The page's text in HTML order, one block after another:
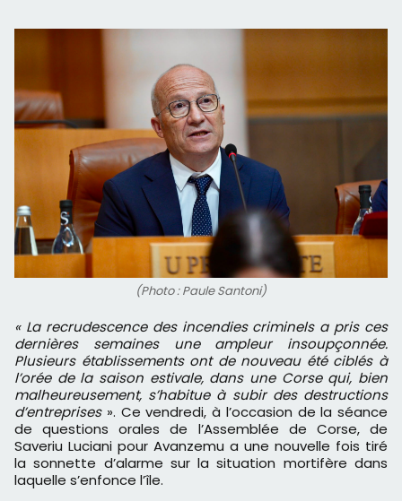
(Photo : Paule Santoni)
« La recrudescence des incendies criminels a pris ces
dernières semaines une ampleur insoupçonnée.
Plusieurs établissements ont de nouveau été ciblés à
l’orée de la saison estivale, dans une Corse qui, bien
malheureusement, s’habitue à subir des destructions
d’entreprises». Ce vendredi, à l’occasion de la séance
de questions orales de l’Assemblée de Corse, de
Saveriu Luciani pour Avanzemu a une nouvelle fois tiré
la sonnette d’alarme sur la situation mortifère dans
laquelle s’enfonce l’île.